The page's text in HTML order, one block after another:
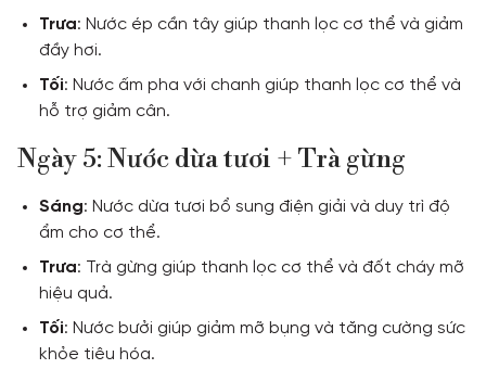
Trưa: Nước ép cần tây giúp thanh lọc cơ thể và giảm
đầy hơi.
Tối: Nước ấm pha với chanh giúp thanh lọc cơ thể và
hỗ trợ giảm cân.
Ngày 5: Nước dừa tươi + Trà gừng
Sáng: Nước dừa tươi bổ sung điện giải và duy trì độ
ẩm cho cơ thể.
Trưa: Trà gừng giúp thanh lọc cơ thể và đốt cháy mỡ
hiệu quả.
Tối: Nước bưởi giúp giảm mỡ bụng và tăng cường sức
khỏe tiêu hóa.